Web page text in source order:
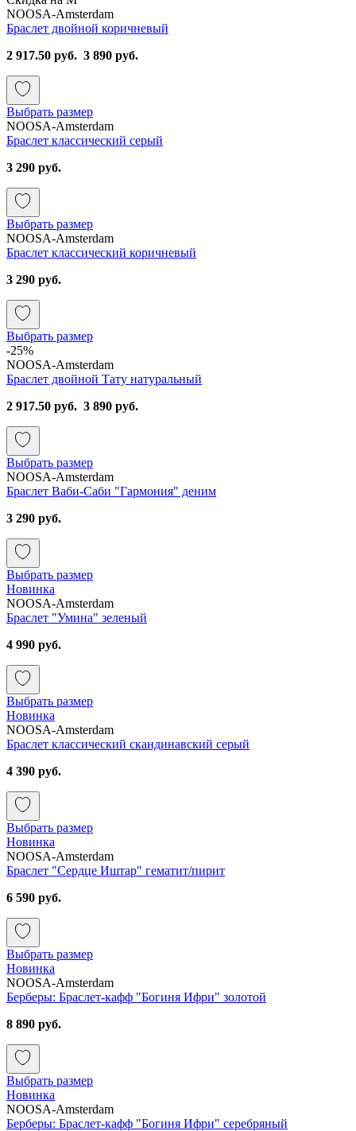
NOOSA-Amsterdam
Браслет двойной коричневый
2 917.50 руб. 3 890 руб.
Выбрать размер
NOOSA-Amsterdam
Браслет классический серый
3 290 руб.
Выбрать размер
NOOSA-Amsterdam
Браслет классический коричневый
3 290 руб.
Выбрать размер
-25%
NOOSA-Amsterdam
Браслет двойной Тату натуральный
2 917.50 руб. 3 890 руб.
Выбрать размер
NOOSA-Amsterdam
Браслет Ваби-Саби "Гармония" деним
3 290 руб.
Выбрать размер
Новинка
NOOSA-Amsterdam
Браслет "Умина" зеленый
4 990 руб.
Выбрать размер
Новинка
NOOSA-Amsterdam
Браслет классический скандинавский серый
4 390 руб.
Выбрать размер
Новинка
NOOSA-Amsterdam
Браслет "Сердце Иштар" гематит/пирит
6 590 руб.
Выбрать размер
Новинка
NOOSA-Amsterdam
Берберы: Браслет-кафф "Богиня Ифри" золотой
8 890 руб.
Выбрать размер
Новинка
NOOSA-Amsterdam
Берберы: Браслет-кафф "Богиня Ифри" серебряный